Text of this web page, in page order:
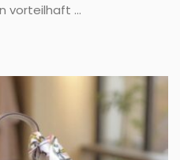
vorteilhaft ...